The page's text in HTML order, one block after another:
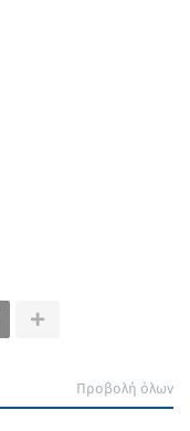
Προβολή όλων